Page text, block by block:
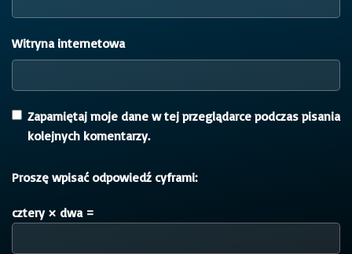
Witryna internetowa
Zapamiętaj moje dane w tej przeglądarce podczas pisania
kolejnych komentarzy.
Proszę wpisać odpowiedź cyframi:
cztery × dwa =